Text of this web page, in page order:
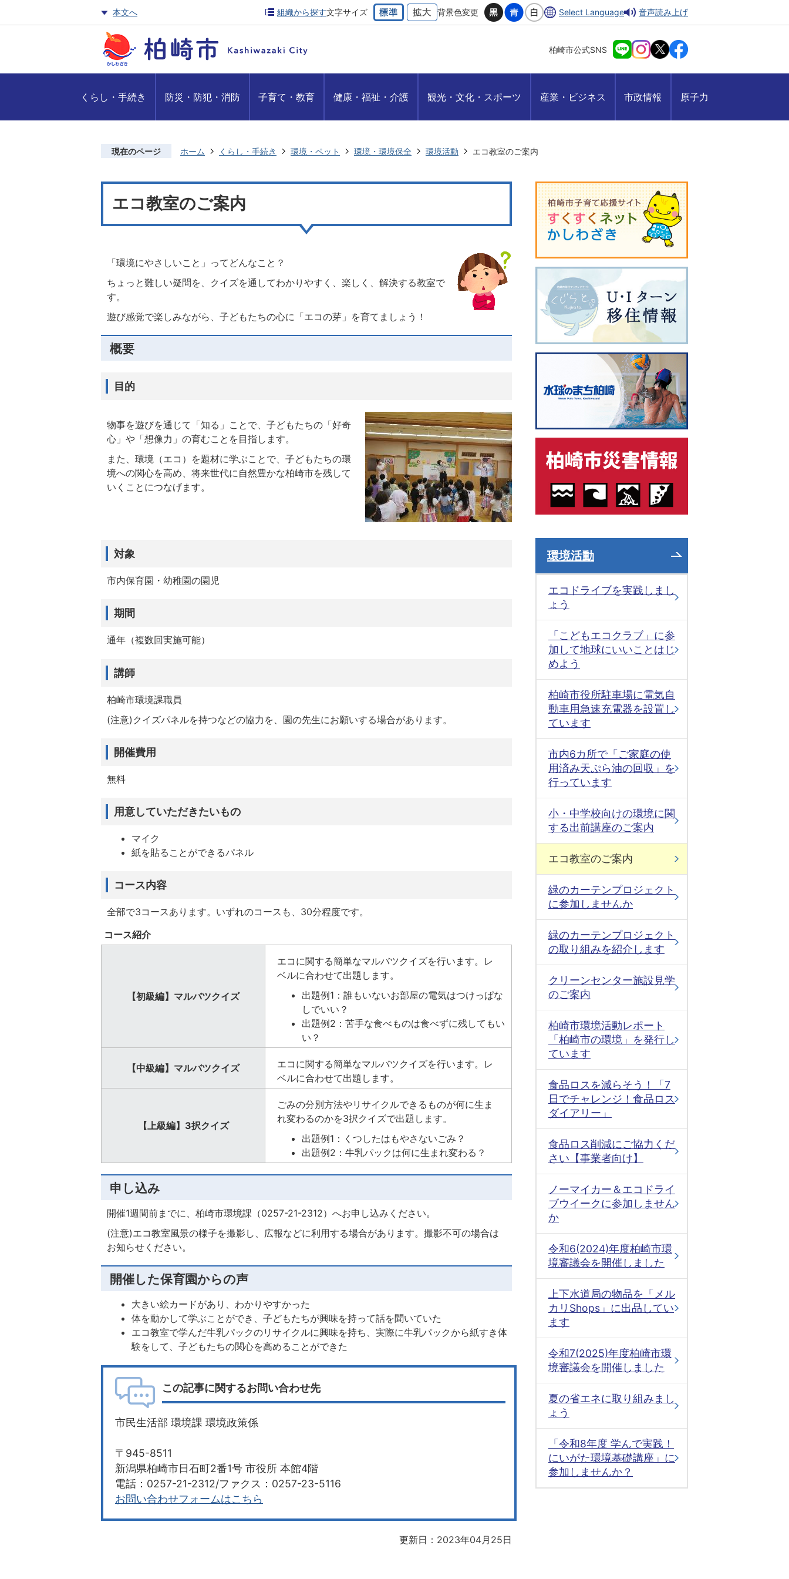
本文へ 組織から探す文字サイズ 背景色変更 Select Language 音声読み上げ
柏崎市公式SNS
くらし・手続き 防災・防犯・消防 子育て・教育 健康・福祉・介護 観光・文化・スポーツ 産業・ビジネス 市政情報 原子力
現在のページ ホーム くらし・手続き 環境・ペット 環境・環境保全 環境活動 エコ教室のご案内
エコ教室のご案内
「環境にやさしいこと」ってどんなこと？
ちょっと難しい疑問を、クイズを通してわかりやすく、楽しく、解決する教室で
す。
遊び感覚で楽しみながら、子どもたちの心に「エコの芽」を育てましょう！
概要
目的
物事を遊びを通じて「知る」ことで、子どもたちの「好奇
心」や「想像力」の育むことを目指します。
また、環境（エコ）を題材に学ぶことで、子どもたちの環
境への関心を高め、将来世代に自然豊かな柏崎市を残して
いくことにつなげます。
対象
市内保育園・幼稚園の園児
期間
通年（複数回実施可能）
講師
柏崎市環境課職員
(注意)クイズパネルを持つなどの協力を、園の先生にお願いする場合があります。
開催費用
無料
用意していただきたいもの
マイク
紙を貼ることができるパネル
コース内容
全部で3コースあります。いずれのコースも、30分程度です。
コース紹介
【初級編】マルバツクイズ
エコに関する簡単なマルバツクイズを行います。レ
ベルに合わせて出題します。
出題例1：誰もいないお部屋の電気はつけっぱな
しでいい？
出題例2：苦手な食べものは食べずに残してもい
い？
【中級編】マルバツクイズ
エコに関する簡単なマルバツクイズを行います。レ
ベルに合わせて出題します。
【上級編】3択クイズ
ごみの分別方法やリサイクルできるものが何に生ま
れ変わるのかを3択クイズで出題します。
出題例1：くつしたはもやさないごみ？
出題例2：牛乳パックは何に生まれ変わる？
申し込み
開催1週間前までに、柏崎市環境課（0257-21-2312）へお申し込みください。
(注意)エコ教室風景の様子を撮影し、広報などに利用する場合があります。撮影不可の場合は
お知らせください。
開催した保育園からの声
大きい絵カードがあり、わかりやすかった
体を動かして学ぶことができ、子どもたちが興味を持って話を聞いていた​​​​​​
エコ教室で学んだ牛乳パックのリサイクルに興味を持ち、実際に牛乳パックから紙すき体
験をして、子どもたちの関心を高めることができた
この記事に関するお問い合わせ先
市民生活部 環境課 環境政策係
〒945-8511
新潟県柏崎市日石町2番1号 市役所 本館4階
電話：0257-21-2312/ファクス：0257-23-5116
お問い合わせフォームはこちら
更新日：2023年04月25日
環境活動
エコドライブを実践しまし
ょう
「こどもエコクラブ」に参
加して地球にいいことはじ
めよう
柏崎市役所駐車場に電気自
動車用急速充電器を設置し
ています
市内6カ所で「ご家庭の使
用済み天ぷら油の回収」を
行っています
小・中学校向けの環境に関
する出前講座のご案内
エコ教室のご案内
緑のカーテンプロジェクト
に参加しませんか
緑のカーテンプロジェクト
の取り組みを紹介します
クリーンセンター施設見学
のご案内
柏崎市環境活動レポート
「柏崎市の環境」を発行し
ています
食品ロスを減らそう！「7
日でチャレンジ！食品ロス
ダイアリー」
食品ロス削減にご協力くだ
さい【事業者向け】
ノーマイカー＆エコドライ
ブウイークに参加しません
か
令和6(2024)年度柏崎市環
境審議会を開催しました
上下水道局の物品を「メル
カリShops」に出品してい
ます
令和7(2025)年度柏崎市環
境審議会を開催しました
夏の省エネに取り組みまし
ょう
「令和8年度 学んで実践！
にいがた環境基礎講座」に
参加しませんか？